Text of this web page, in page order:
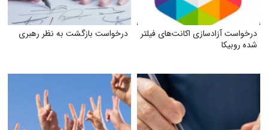
درخواست آزادسازی اکانت‌های فیلتر
شده روبیکا
درخواست بازگشت به نظر رهبری